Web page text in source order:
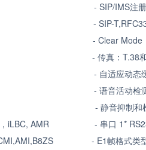
-SIP/IMS注
-SIP-
1889 -Clear Mode
Inband -传真：T.38
控制 - 自适应动态
-语音活动检
成 -静音抑制和
，iLBC, AMR - 串口 1*
- E1帧格式类